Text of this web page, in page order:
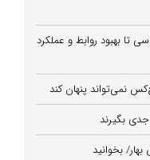
تا بهبود روابط و عملکرد
بگیرند
بخوانید